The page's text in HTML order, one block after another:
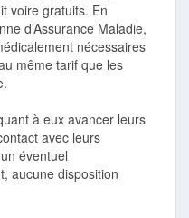
voire gratuits. En
d’Assurance Maladie,
nécessaires
même tarif que les
à eux avancer leurs
avec leurs
éventuel
aucune disposition